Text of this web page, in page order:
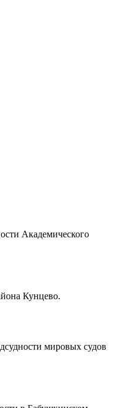
Академического
Кунцево.
мировых судов